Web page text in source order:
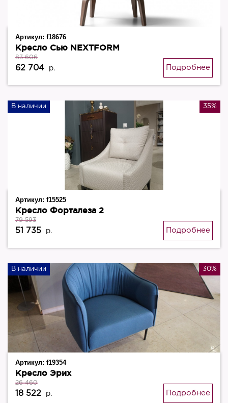
Артикул: f18676
Кресло Сью NEXTFORM
83 606
62 704 р. Подробнее
В наличии 35%
Артикул: f15525
Кресло Форталеза 2
79 593
51 735 р. Подробнее
В наличии 30%
Артикул: f19354
Кресло Эрих
26 460
18 522 р. Подробнее